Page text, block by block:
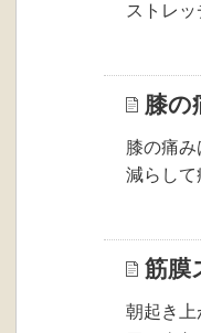
ストレ
膝の
膝の痛
減らして
筋膜
朝起き上